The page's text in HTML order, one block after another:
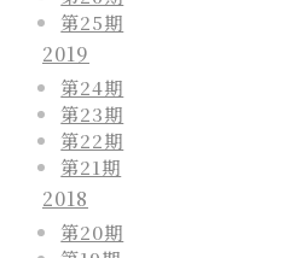
第25期
2019
第24期
第23期
第22期
第21期
2018
第20期